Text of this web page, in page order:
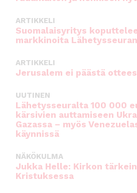
ARTIKKELI
Suomalaisyritys
markkinoita
ARTIKKELI
Jerusalem ei päästä
UUTINEN
Lähetysseuralta 100 000
kärsivien auttamiseen
Gazassa – myös
käynnissä
NÄKÖKULMA
Jukka Helle: Kirkon
Kristuksessa